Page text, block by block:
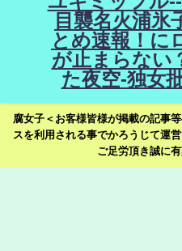
目襲名火浦氷
とめ速報！に
が止まらない
た夜空-独女
腐女子＜お客様皆様が掲載の記事
スを利用される事でかろうじて運
ご足労頂き誠に